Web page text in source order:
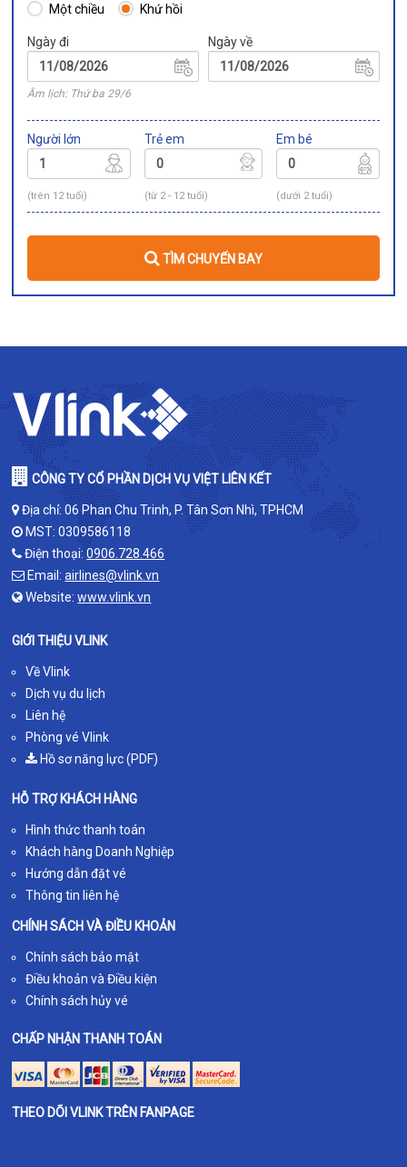
Một chiều Khứ hồi
Ngày đi
Âm lịch: Thứ ba 29/6
Ngày về
Người lớn
(trên 12 tuổi)
Trẻ em
(từ 2 - 12 tuổi)
Em bé
(dưới 2 tuổi)
TÌM CHUYẾN BAY
CÔNG TY CỔ PHẦN DỊCH VỤ VIỆT LIÊN KẾT
Địa chỉ: 06 Phan Chu Trinh, P. Tân Sơn Nhì, TPHCM
MST: 0309586118
Điện thoại:0906.728.466
Email:airlines@vlink.vn
Website:www.vlink.vn
GIỚI THIỆU VLINK
Về Vlink
Dịch vụ du lịch
Liên hệ
Phòng vé Vlink
Hồ sơ năng lực (PDF)
HỖ TRỢ KHÁCH HÀNG
Hình thức thanh toán
Khách hàng Doanh Nghiệp
Hướng dẫn đặt vé
Thông tin liên hệ
CHÍNH SÁCH VÀ ĐIỀU KHOẢN
Chính sách bảo mật
Điều khoản và Điều kiện
Chính sách hủy vé
CHẤP NHẬN THANH TOÁN
THEO DÕI VLINK TRÊN FANPAGE